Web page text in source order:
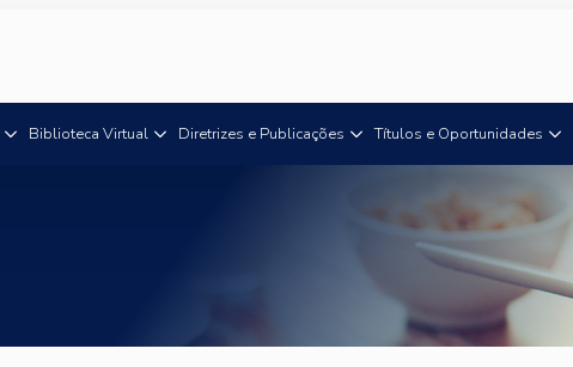
Biblioteca Virtual Diretrizes e Publicações Títulos e Oportunidades